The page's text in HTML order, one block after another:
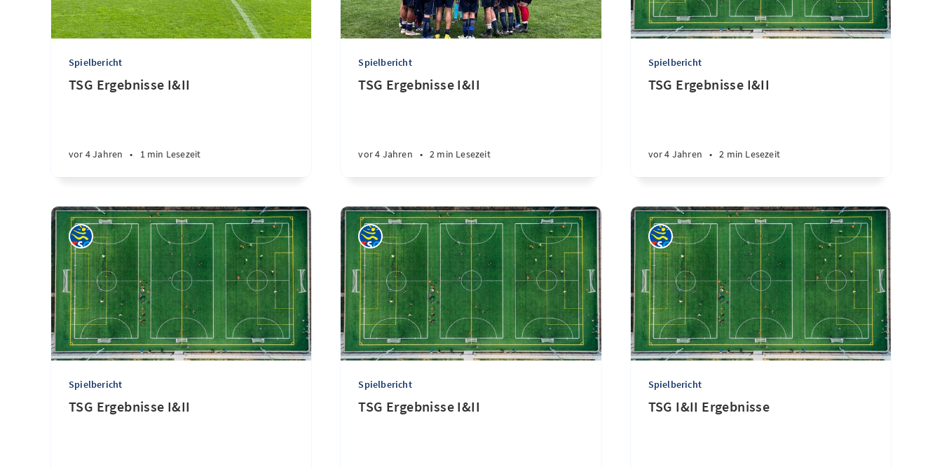
Spielbericht
TSG Ergebnisse I&II
vor 4 Jahren • 1 min Lesezeit
Spielbericht
TSG Ergebnisse I&II
vor 4 Jahren • 2 min Lesezeit
Spielbericht
TSG Ergebnisse I&II
vor 4 Jahren • 2 min Lesezeit
Spielbericht
TSG Ergebnisse I&II
Spielbericht
TSG Ergebnisse I&II
Spielbericht
TSG I&II Ergebnisse